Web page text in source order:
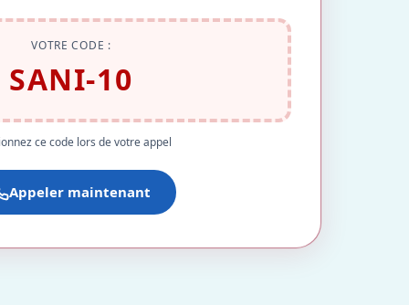
VOTRE CODE :
SANI-10
ce code lors de votre appel
Appeler maintenant